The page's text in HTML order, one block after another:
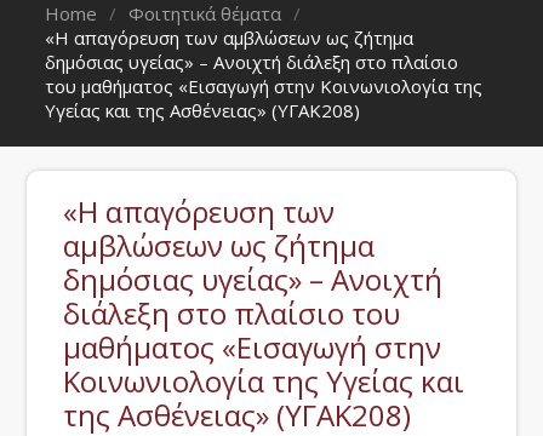
Home
Φοιτητικά θέματα
«Η απαγόρευση των αμβλώσεων ως ζήτημα
δημόσιας υγείας» – Ανοιχτή διάλεξη στο πλαίσιο
του μαθήματος «Εισαγωγή στην Κοινωνιολογία της
Υγείας και της Ασθένειας» (ΥΓΑΚ208)
«Η απαγόρευση των
αμβλώσεων ως ζήτημα
δημόσιας υγείας» – Ανοιχτή
διάλεξη στο πλαίσιο του
μαθήματος «Εισαγωγή στην
Κοινωνιολογία της Υγείας και
της Ασθένειας» (ΥΓΑΚ208)